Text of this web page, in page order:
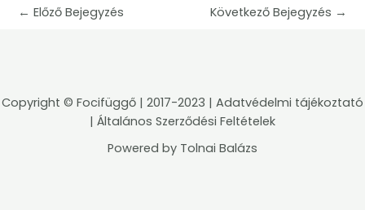
← Előző Bejegyzés Következő Bejegyzés →
Copyright © Focifüggő | 2017-2023 | Adatvédelmi tájékoztató
| Általános Szerződési Feltételek
Powered by Tolnai Balázs